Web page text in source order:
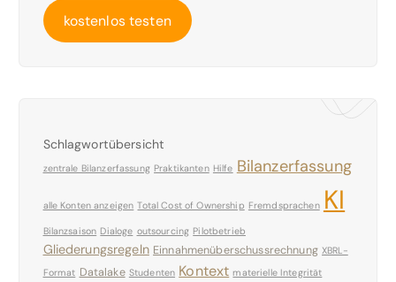
kostenlos testen
Schlagwortübersicht
zentrale Bilanzerfassung Praktikanten Hilfe Bilanzerfassung
alle Konten anzeigen Total Cost of Ownership Fremdsprachen KI
Bilanzsaison Dialoge outsourcing Pilotbetrieb
Gliederungsregeln Einnahmenüberschussrechnung XBRL-
Format Datalake Studenten Kontext materielle Integrität